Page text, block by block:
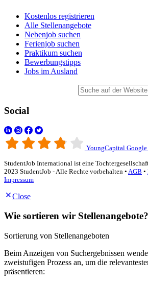
Kostenlos registrieren
Alle Stellenangebote
Nebenjob suchen
Ferienjob suchen
Praktikum suchen
Bewerbungstipps
Jobs im Ausland
Social
YoungCapital Google
StudentJob International ist eine
2023 StudentJob - Alle Rechte vorbehalten • AGB •
Impressum
Close
Wie sortieren wir Stellenangebote?
Sortierung von Stellenangeboten
Beim Anzeigen von Suchergebnissen
zweistufigen Prozess an, um die
präsentieren: